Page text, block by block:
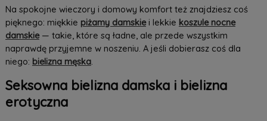
Na spokojne wieczory i domowy komfort też znajdziesz coś
pięknego: miękkie piżamy damskiei lekkie koszule nocne
damskie— takie, które są ładne, ale przede wszystkim
naprawdę przyjemne w noszeniu. A jeśli dobierasz coś dla
niego: bielizna męska.
Seksowna bielizna damska i bielizna
erotyczna